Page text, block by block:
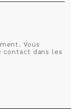
Vous
contact dans les